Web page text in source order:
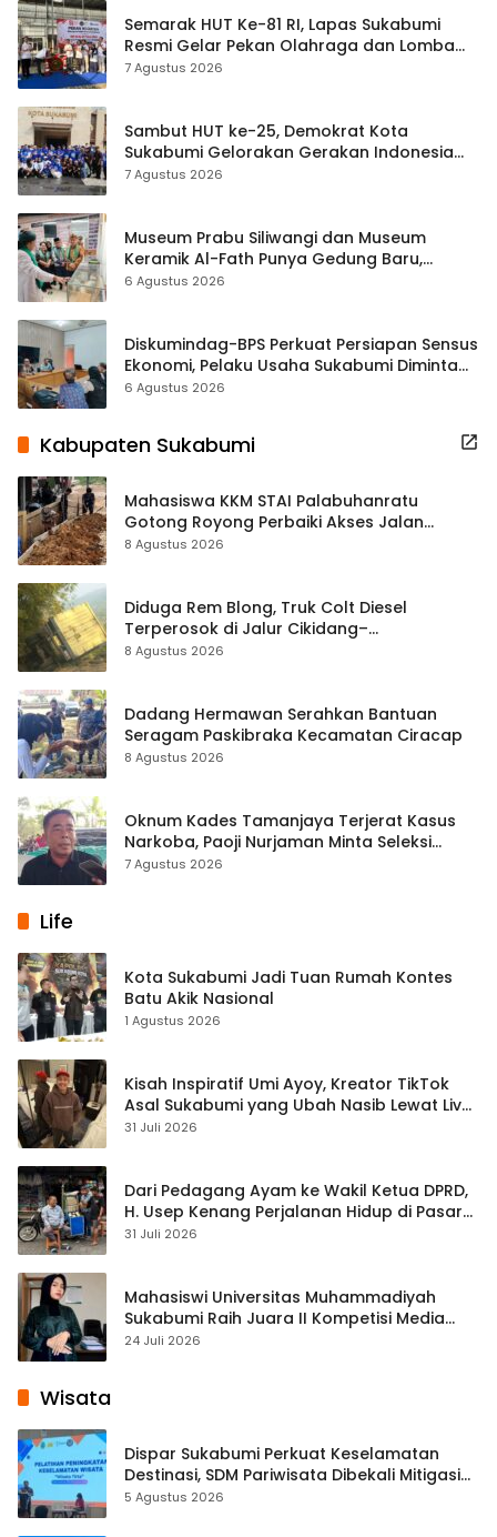
Semarak HUT Ke-81 RI, Lapas Sukabumi
Resmi Gelar Pekan Olahraga dan Lomba
Tradisional
7 Agustus 2026
Sambut HUT ke-25, Demokrat Kota
Sukabumi Gelorakan Gerakan Indonesia
ASRI Lewat Aksi Bersih Masjid Agung
7 Agustus 2026
Museum Prabu Siliwangi dan Museum
Keramik Al-Fath Punya Gedung Baru,
Hampir 500 Koleksi Dipisahkan
6 Agustus 2026
Diskumindag-BPS Perkuat Persiapan Sensus
Ekonomi, Pelaku Usaha Sukabumi Diminta
Terbuka Beri Data
6 Agustus 2026
Kabupaten Sukabumi
Mahasiswa KKM STAI Palabuhanratu
Gotong Royong Perbaiki Akses Jalan
Majelis Ta’lim di Sagaranten
8 Agustus 2026
Diduga Rem Blong, Truk Colt Diesel
Terperosok di Jalur Cikidang–
Palabuhanratu
8 Agustus 2026
Dadang Hermawan Serahkan Bantuan
Seragam Paskibraka Kecamatan Ciracap
8 Agustus 2026
Oknum Kades Tamanjaya Terjerat Kasus
Narkoba, Paoji Nurjaman Minta Seleksi
Calon Kades Diperketat
7 Agustus 2026
Life
Kota Sukabumi Jadi Tuan Rumah Kontes
Batu Akik Nasional
1 Agustus 2026
Kisah Inspiratif Umi Ayoy, Kreator TikTok
Asal Sukabumi yang Ubah Nasib Lewat Live
Streaming
31 Juli 2026
Dari Pedagang Ayam ke Wakil Ketua DPRD,
H. Usep Kenang Perjalanan Hidup di Pasar
Cisaat
31 Juli 2026
Mahasiswi Universitas Muhammadiyah
Sukabumi Raih Juara II Kompetisi Media
Pembelajaran Digital Tingkat Internasional
24 Juli 2026
Wisata
Dispar Sukabumi Perkuat Keselamatan
Destinasi, SDM Pariwisata Dibekali Mitigasi
hingga Teknik Evakuasi
5 Agustus 2026